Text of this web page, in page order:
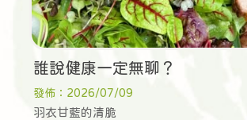
誰說健康一定無聊？
發佈：2026/07/09
羽衣甘藍的清脆